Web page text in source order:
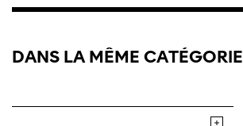
DANS LA MÊME CATÉGORIE